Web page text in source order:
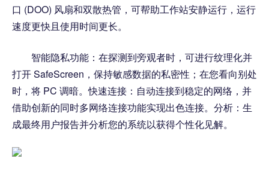
口 (DOO) 风扇和双散热管，可帮助工作站安静运行，运行
速度更快且使用时间更长。
智能隐私功能：在探测到旁观者时，可进行纹理化并
打开 SafeScreen，保持敏感数据的私密性；在您看向别处
时，将 PC 调暗。快速连接：自动连接到稳定的网络，并
借助创新的同时多网络连接功能实现出色连接。分析：生
成最终用户报告并分析您的系统以获得个性化见解。